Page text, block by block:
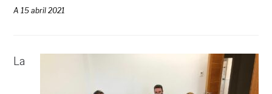
A15 abril 2021
La